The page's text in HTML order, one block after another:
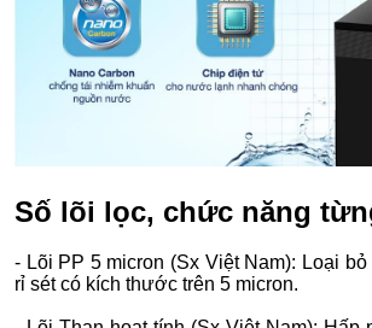
Số lõi lọc, chức năng
- Lõi PP 5 micron (Sx Việt Nam): Loại bỏ
rỉ sét có kích thước trên 5 micron.